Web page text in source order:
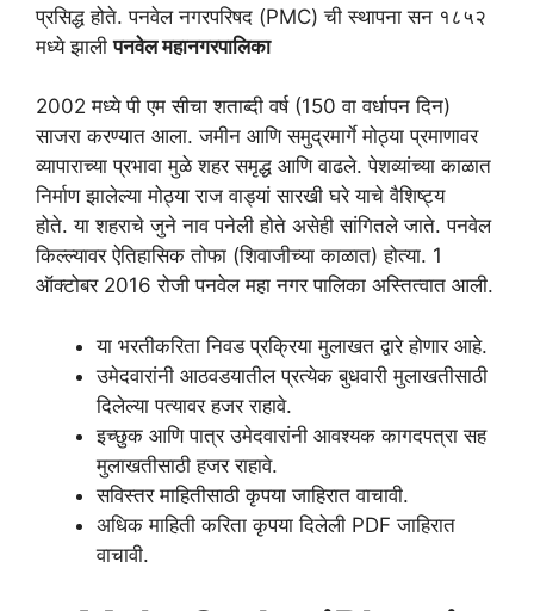
प्रसिद्ध होते. पनवेल नगरपरिषद (PMC) ची स्थापना सन १८५२
मध्ये झालीपनवेल महानगरपालिका
2002 मध्ये पी एम सीचा शताब्दी वर्ष (150 वा वर्धापन दिन)
साजरा करण्यात आला. जमीन आणि समुद्रमार्गे मोठ्या प्रमाणावर
व्यापाराच्या प्रभावा मुळे शहर समृद्ध आणि वाढले. पेशव्यांच्या काळात
निर्माण झालेल्या मोठ्या राज वाड्यां सारखी घरे याचे वैशिष्ट्य
होते. या शहराचे जुने नाव पनेली होते असेही सांगितले जाते. पनवेल
किल्ल्यावर ऐतिहासिक तोफा (शिवाजीच्या काळात) होत्या. 1
ऑक्टोबर 2016 रोजी पनवेल महा नगर पालिका अस्तित्वात आली.
या भरतीकरिता निवड प्रक्रिया मुलाखत द्वारे होणार आहे.
उमेदवारांनी आठवडयातील प्रत्येक बुधवारी मुलाखतीसाठी
दिलेल्या पत्यावर हजर राहावे.
इच्छुक आणि पात्र उमेदवारांनी आवश्यक कागदपत्रा सह
मुलाखतीसाठी हजर राहावे.
सविस्तर माहितीसाठी कृपया जाहिरात वाचावी.
अधिक माहिती करिता कृपया दिलेली PDF जाहिरात
वाचावी.